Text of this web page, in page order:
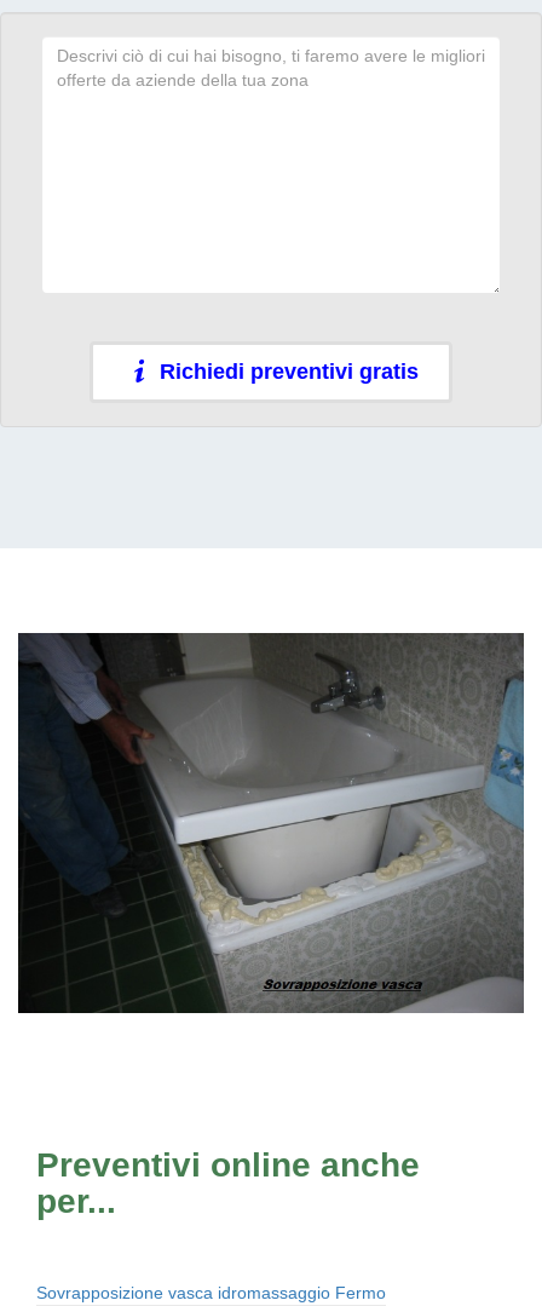
Richiedi preventivi gratis
Preventivi online anche
per...
Sovrapposizione vasca idromassaggio Fermo